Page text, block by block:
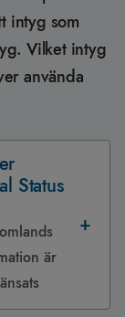
intyg som
Vilket intyg
använda
Status
är